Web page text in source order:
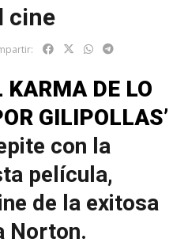
cine
KARMA DE LO
GILIPOLLAS’
con la
película,
de la exitosa
Norton.